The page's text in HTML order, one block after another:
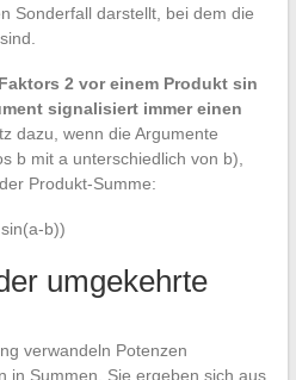
Sonderfall darstellt, bei dem die
2 vor einem Produkt sin
signalisiert immer einen
dazu, wenn die Argumente
b mit a unterschiedlich von b),
Produkt-Summe:
b))
umgekehrte
verwandeln Potenzen
in Summen. Sie ergeben sich aus